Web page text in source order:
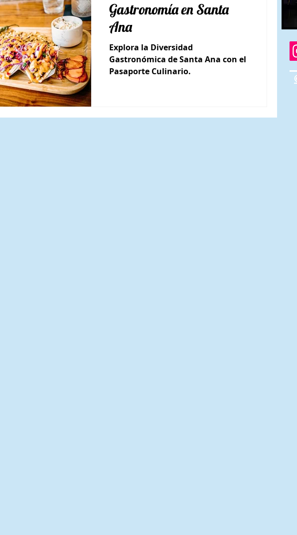
Gastronomía en Santa
Ana
Explora la Diversidad
Gastronómica de Santa Ana con el
Pasaporte Culinario.